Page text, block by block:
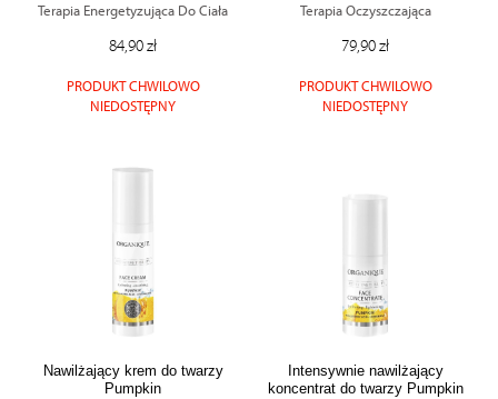
Terapia Energetyzująca Do Ciała
84,90 zł
PRODUKT CHWILOWO
NIEDOSTĘPNY
Terapia Oczyszczająca
79,90 zł
PRODUKT CHWILOWO
NIEDOSTĘPNY
Nawilżający krem do twarzy
Pumpkin
Intensywnie nawilżający
koncentrat do twarzy Pumpkin